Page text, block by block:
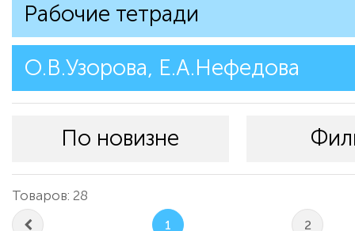
Рабочие тетради
О.В.Узорова, Е.А.Нефедова
По новизне
Товаров: 28
1 2